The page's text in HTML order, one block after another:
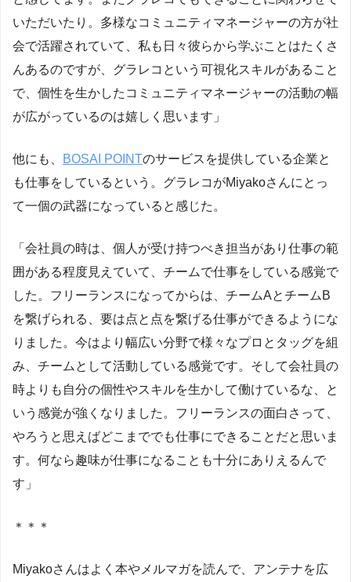
いただいたり。多様なコミュニティマネージャーの方が社
会で活躍されていて、私も日々彼らから学ぶことはたくさ
んあるのですが、グラレコという可視化スキルがあること
で、個性を生かしたコミュニティマネージャーの活動の幅
が広がっているのは嬉しく思います」
他にも、 BOSAI POINTのサービスを提供している企業と
も仕事をしているという。グラレコがMiyakoさんにとっ
て一個の武器になっていると感じた。
「会社員の時は、個人が受け持つべき担当があり仕事の範
囲がある程度見えていて、チームで仕事をしている感覚で
した。フリーランスになってからは、チームAとチームB
を繋げられる、要は点と点を繋げる仕事ができるようにな
りました。今はより幅広い分野で様々なプロとタッグを組
み、チームとして活動している感覚です。そして会社員の
時よりも自分の個性やスキルを生かして働けているな、と
いう感覚が強くなりました。フリーランスの面白さって、
やろうと思えばどこまででも仕事にできることだと思いま
す。何なら趣味が仕事になることも十分にありえるんで
す」
＊＊＊
Miyakoさんはよく本やメルマガを読んで、アンテナを広